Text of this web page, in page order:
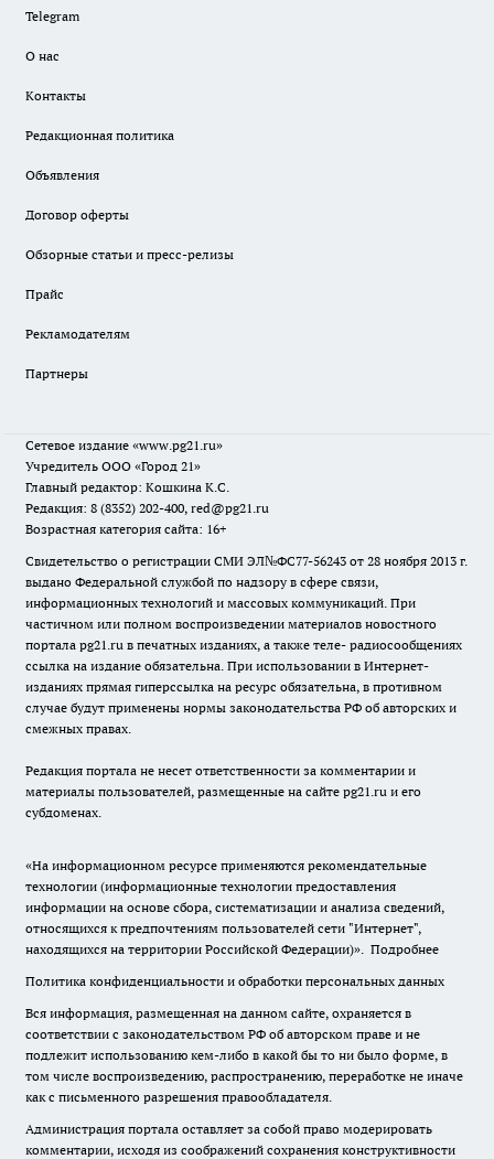
Telegram
О нас
Контакты
Редакционная политика
Объявления
Договор оферты
Обзорные статьи и пресс-релизы
Прайс
Рекламодателям
Партнеры
Сетевое издание «www.pg21.ru»
Учредитель ООО «Город 21»
Главный редактор: Кошкина К.С.
Редакция: 8 (8352) 202-400, red@pg21.ru
Возрастная категория сайта: 16+
Свидетельство о регистрации СМИ ЭЛ№ФС77-56243 от 28 ноября 2013 г.
выдано Федеральной службой по надзору в сфере связи,
информационных технологий и массовых коммуникаций. При
частичном или полном воспроизведении материалов новостного
портала pg21.ru в печатных изданиях, а также теле- радиосообщениях
ссылка на издание обязательна. При использовании в Интернет-
изданиях прямая гиперссылка на ресурс обязательна, в противном
случае будут применены нормы законодательства РФ об авторских и
смежных правах.
Редакция портала не несет ответственности за комментарии и
материалы пользователей, размещенные на сайте pg21.ru и его
субдоменах.
«На информационном ресурсе применяются рекомендательные
технологии (информационные технологии предоставления
информации на основе сбора, систематизации и анализа сведений,
относящихся к предпочтениям пользователей сети "Интернет",
находящихся на территории Российской Федерации)». Подробнее
Политика конфиденциальности и обработки персональных данных
Вся информация, размещенная на данном сайте, охраняется в
соответствии с законодательством РФ об авторском праве и не
подлежит использованию кем-либо в какой бы то ни было форме, в
том числе воспроизведению, распространению, переработке не иначе
как с письменного разрешения правообладателя.
Администрация портала оставляет за собой право модерировать
комментарии, исходя из соображений сохранения конструктивности